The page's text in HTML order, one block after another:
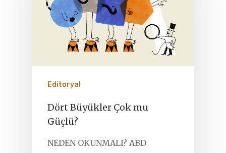
Editoryal
Dört Büyükler Çok mu
Güçlü?
NEDEN OKUNMALI? ABD